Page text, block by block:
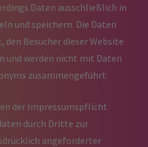
Daten ausschließlich in
und speichern. Die Daten
Besucher dieser Website
und werden nicht mit Daten
zusammengeführt.
der Impressumspflicht
durch Dritte zur
angeforderter